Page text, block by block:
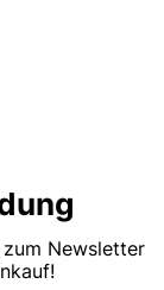
Newsletter